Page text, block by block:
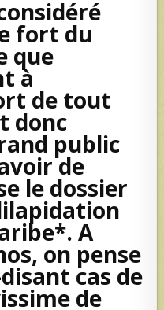
fort du
que
à
de tout
donc
public
de
le dossier
A
on pense
cas de
de